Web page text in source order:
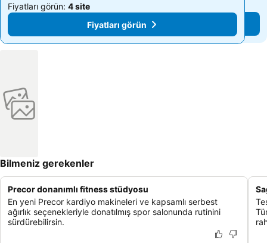
Fiyatları görün: 4 site
Fiyatları görün
Fiyatları görün: 4 site
Fiyatları görün
Bilmeniz gerekenler
Precor donanımlı fitness stüdyosu
En yeni Precor kardiyo makineleri ve kapsamlı serbest
ağırlık seçenekleriyle donatılmış spor salonunda rutinini
sürdürebilirsin.